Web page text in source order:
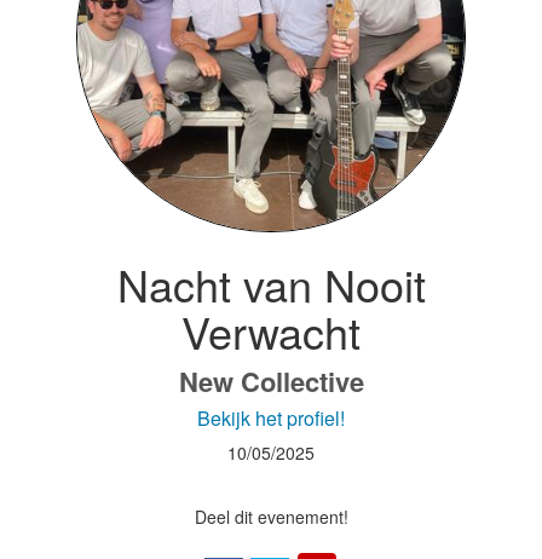
Nacht van Nooit
Verwacht
New Collective
Bekijk het profiel!
10/05/2025
Deel dit evenement!